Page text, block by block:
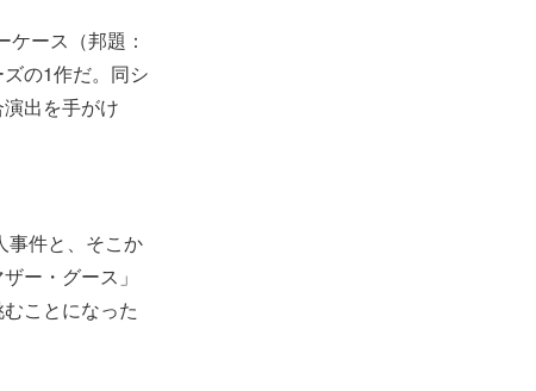
ース（邦題：
の1作だ。同シ
出を手がけ
事件と、そこか
ー・グース」
ことになった